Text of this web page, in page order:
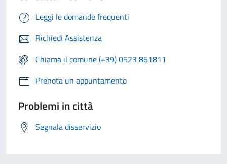
Leggi le domande frequenti
Richiedi Assistenza
Chiama il comune (+39) 0523 861811
Prenota un appuntamento
Problemi in città
Segnala disservizio